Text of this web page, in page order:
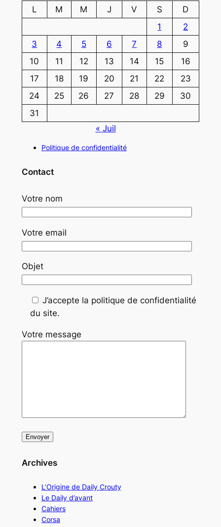
L
M M J V S
D
1
2
3
4 5 6 7 8
9
10
11 12 13 14 15
16
17
18 19 20 21 22
23
24
25 26 27 28 29
30
31
« Juil
Politique de confidentialité
Contact
Votre nom
Votre email
Objet
J’accepte la politique de confidentialité
du site.
Votre message
Archives
L’Origine de Daily Crouty
Le Daily d’avant
Cahiers
Corsa